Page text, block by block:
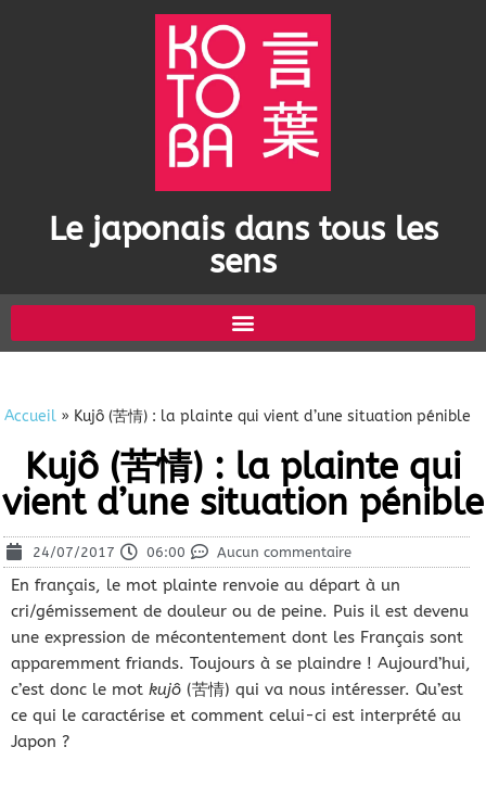
Le japonais dans tous les
sens
Accueil » Kujô (苦情) : la plainte qui vient d’une situation pénible
Kujô (苦情) : la plainte qui
vient d’une situation pénible
24/07/2017 06:00 Aucun commentaire
En français, le mot plainte renvoie au départ à un
cri/gémissement de douleur ou de peine. Puis il est devenu
une expression de mécontentement dont les Français sont
apparemment friands. Toujours à se plaindre ! Aujourd’hui,
c’est donc le mot kujô (苦情) qui va nous intéresser. Qu’est
ce qui le caractérise et comment celui-ci est interprété au
Japon ?